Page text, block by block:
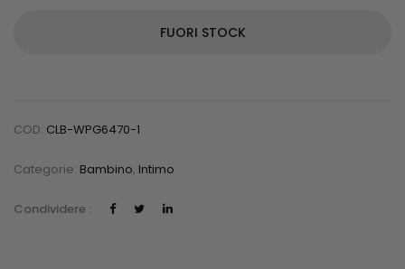
FUORI STOCK
COD: CLB-WPG6470-1
Categorie: Bambino, Intimo
Condividere :